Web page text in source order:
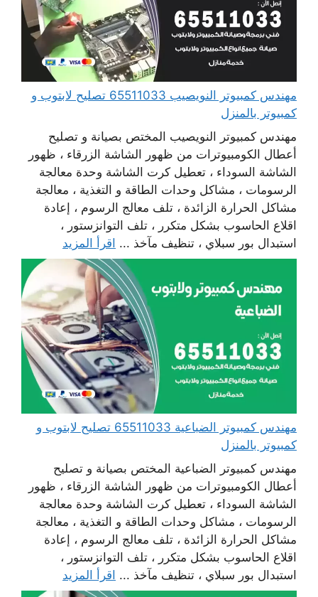
مهندس كمبيوتر النويصيب 65511033 تصليح لابتوب و
كمبيوتر بالمنزل
مهندس كمبيوتر النويصيب المختص بصيانة و تصليح
أعطال الكومبيوترات من ظهور الشاشة الزرقاء ، ظهور
الشاشة السوداء ، تعطيل كرت الشاشة وحدة معالجة
الرسومات ، مشاكل وحدات الطاقة و التغذية ، معالجة
مشاكل الحرارة الزائدة ، تلف معالج الرسوم ، إعادة
اقلاع الحاسوب بشكل متكرر ، تلف التوانزستور ،
استبدال بور سبلاي ، تنظيف مآخذ ... اقرأ المزيد
مهندس كمبيوتر الضباعية 65511033 تصليح لابتوب و
كمبيوتر بالمنزل
مهندس كمبيوتر الضباعية المختص بصيانة و تصليح
أعطال الكومبيوترات من ظهور الشاشة الزرقاء ، ظهور
الشاشة السوداء ، تعطيل كرت الشاشة وحدة معالجة
الرسومات ، مشاكل وحدات الطاقة و التغذية ، معالجة
مشاكل الحرارة الزائدة ، تلف معالج الرسوم ، إعادة
اقلاع الحاسوب بشكل متكرر ، تلف التوانزستور ،
استبدال بور سبلاي ، تنظيف مآخذ ... اقرأ المزيد